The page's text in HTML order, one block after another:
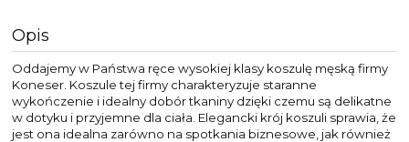
Opis
Oddajemy w Państwa ręce wysokiej klasy koszulę męską firmy
Koneser. Koszule tej firmy charakteryzuje staranne
wykończenie i idealny dobór tkaniny dzięki czemu są delikatne
w dotyku i przyjemne dla ciała. Elegancki krój koszuli sprawia, że
jest ona idealna zarówno na spotkania biznesowe, jak również